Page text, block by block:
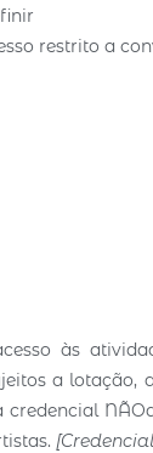
restrito a
às
a lotação,